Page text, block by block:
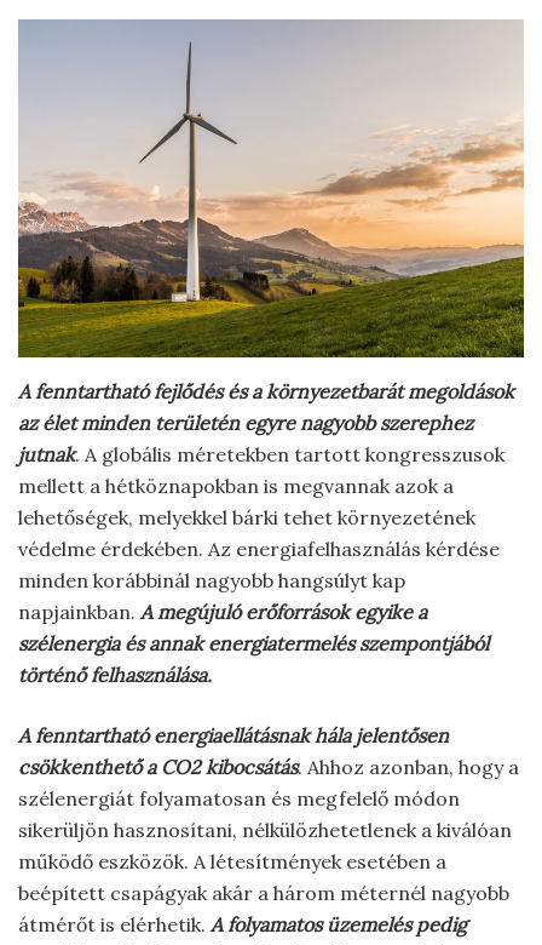
A fenntartható fejlődés és a környezetbarát megoldások
az élet minden területén egyre nagyobb szerephez
jutnak. A globális méretekben tartott kongresszusok
mellett a hétköznapokban is megvannak azok a
lehetőségek, melyekkel bárki tehet környezetének
védelme érdekében. Az energiafelhasználás kérdése
minden korábbinál nagyobb hangsúlyt kap
napjainkban. A megújuló erőforrások egyike a
szélenergia és annak energiatermelés szempontjából
történő felhasználása.
A fenntartható energiaellátásnak hála jelentősen
csökkenthető a CO2 kibocsátás. Ahhoz azonban, hogy a
szélenergiát folyamatosan és megfelelő módon
sikerüljön hasznosítani, nélkülözhetetlenek a kiválóan
működő eszközök. A létesítmények esetében a
beépített csapágyak akár a három méternél nagyobb
átmérőt is elérhetik. A folyamatos üzemelés pedig